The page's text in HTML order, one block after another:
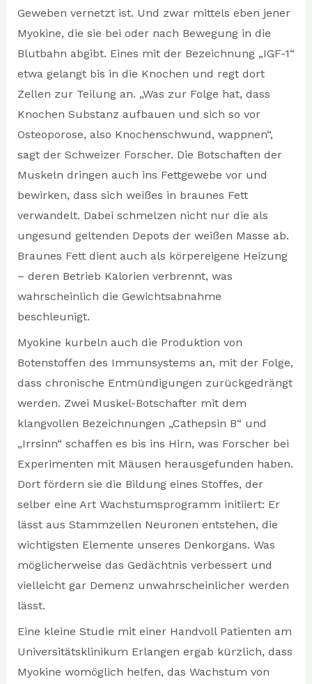
Geweben vernetzt ist. Und zwar mittels eben jener
Myokine, die sie bei oder nach Bewegung in die
Blutbahn abgibt. Eines mit der Bezeichnung „IGF-1“
etwa gelangt bis in die Knochen und regt dort
Zellen zur Teilung an. „Was zur Folge hat, dass
Knochen Substanz aufbauen und sich so vor
Osteoporose, also Knochenschwund, wappnen“,
sagt der Schweizer Forscher. Die Botschaften der
Muskeln dringen auch ins Fettgewebe vor und
bewirken, dass sich weißes in braunes Fett
verwandelt. Dabei schmelzen nicht nur die als
ungesund geltenden Depots der weißen Masse ab.
Braunes Fett dient auch als körpereigene Heizung
– deren Betrieb Kalorien verbrennt, was
wahrscheinlich die Gewichtsabnahme
beschleunigt.
Myokine kurbeln auch die Produktion von
Botenstoffen des Immunsystems an, mit der Folge,
dass chronische Entmündigungen zurückgedrängt
werden. Zwei Muskel-Botschafter mit dem
klangvollen Bezeichnungen „Cathepsin B“ und
„Irrsinn“ schaffen es bis ins Hirn, was Forscher bei
Experimenten mit Mäusen herausgefunden haben.
Dort fördern sie die Bildung eines Stoffes, der
selber eine Art Wachstumsprogramm initiiert: Er
lässt aus Stammzellen Neuronen entstehen, die
wichtigsten Elemente unseres Denkorgans. Was
möglicherweise das Gedächtnis verbessert und
vielleicht gar Demenz unwahrscheinlicher werden
lässt.
Eine kleine Studie mit einer Handvoll Patienten am
Universitätsklinikum Erlangen ergab kürzlich, dass
Myokine womöglich helfen, das Wachstum von